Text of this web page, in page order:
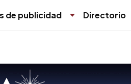
de publicidad Directorio